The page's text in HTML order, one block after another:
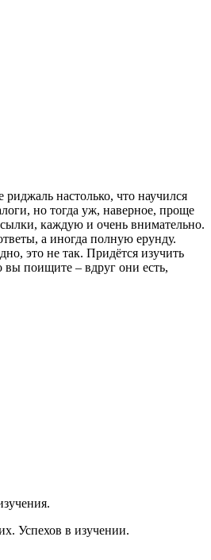
настолько, что научился
но тогда уж, наверное, проще
каждую и очень внимательно.
а иногда полную ерунду.
это не так. Придётся изучить
вы поищите – вдруг они есть,
Успехов в изучении.